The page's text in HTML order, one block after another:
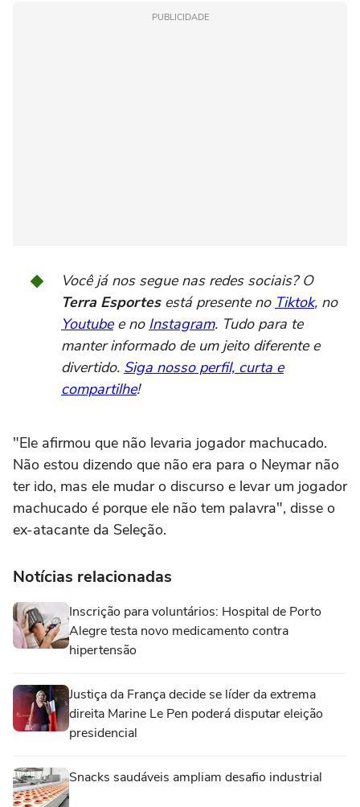
PUBLICIDADE
Você já nos segue nas redes sociais? O
Terra Esportesestá presente no Tiktok, no
Youtubee no Instagram. Tudo para te
manter informado de um jeito diferente e
divertido. Siga nosso perfil, curta e
compartilhe!
"Ele afirmou que não levaria jogador machucado.
Não estou dizendo que não era para o Neymar não
ter ido, mas ele mudar o discurso e levar um jogador
machucado é porque ele não tem palavra", disse o
ex-atacante da Seleção.
Notícias relacionadas
Inscrição para voluntários: Hospital de Porto
Alegre testa novo medicamento contra
hipertensão
Justiça da França decide se líder da extrema
direita Marine Le Pen poderá disputar eleição
presidencial
Snacks saudáveis ampliam desafio industrial